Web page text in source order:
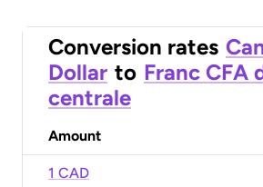
Conversion rates
Dollar to Franc CFA
centrale
Amount
1 CAD